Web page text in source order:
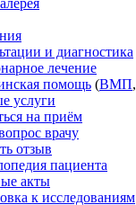
и диагностика
лечение
помощь (ВМП,
услуги
на приём
врачу
отзыв
пациента
акты
к исследованиям